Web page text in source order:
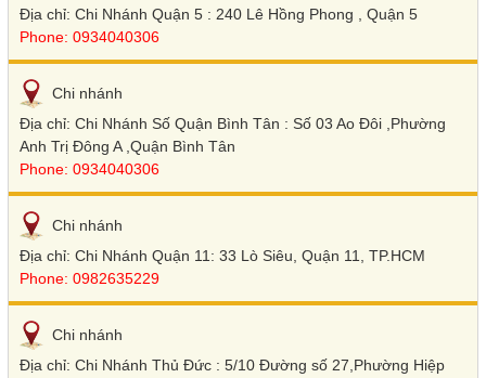
Địa chỉ: Chi Nhánh Quận 5 : 240 Lê Hồng Phong , Quận 5
Phone: 0934040306
Chi nhánh
Địa chỉ: Chi Nhánh Số Quận Bình Tân : Số 03 Ao Đôi ,Phường
Anh Trị Đông A ,Quận Bình Tân
Phone: 0934040306
Chi nhánh
Địa chỉ: Chi Nhánh Quận 11: 33 Lò Siêu, Quận 11, TP.HCM
Phone: 0982635229
Chi nhánh
Địa chỉ: Chi Nhánh Thủ Đức : 5/10 Đường số 27,Phường Hiệp